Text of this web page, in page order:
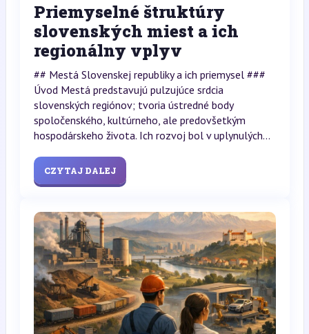
Priemyselné štruktúry
slovenských miest a ich
regionálny vplyv
## Mestá Slovenskej republiky a ich priemysel ###
Úvod Mestá predstavujú pulzujúce srdcia
slovenských regiónov; tvoria ústredné body
spoločenského, kultúrneho, ale predovšetkým
hospodárskeho života. Ich rozvoj bol v uplynulých...
CZYTAJ DALEJ